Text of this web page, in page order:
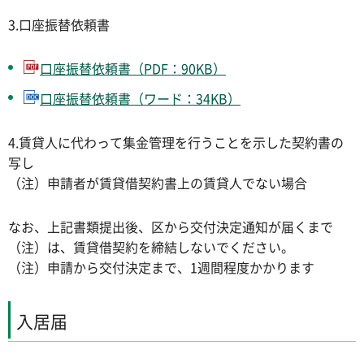
3.口座振替依頼書
口座振替依頼書（PDF：90KB）
口座振替依頼書（ワード：34KB）
4.賃貸人に代わって集金管理を行うことを示した契約書の
写し
（注）申請者が賃貸借契約書上の賃貸人でない場合
なお、上記書類提出後、区から交付決定通知が届くまで
（注）は、賃貸借契約を締結しないでください。
（注）申請から交付決定まで、1週間程度かかります
入居届